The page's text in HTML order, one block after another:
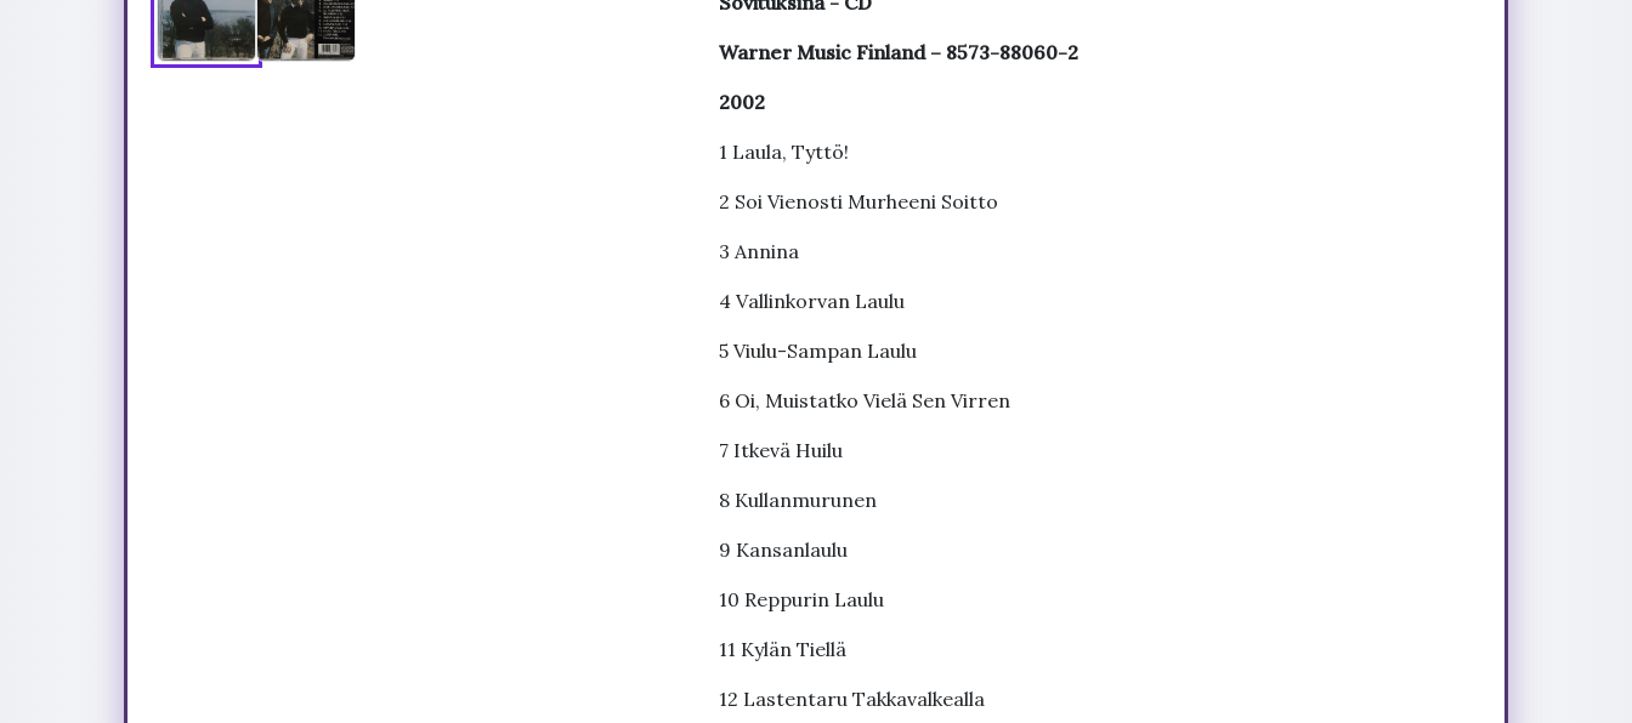
Warner Music Finland – 8573-88060-2
2002
1 Laula, Tyttö!
2 Soi Vienosti Murheeni Soitto
3 Annina
4 Vallinkorvan Laulu
5 Viulu-Sampan Laulu
6 Oi, Muistatko Vielä Sen Virren
7 Itkevä Huilu
8 Kullanmurunen
9 Kansanlaulu
10 Reppurin Laulu
11 Kylän Tiellä
12 Lastentaru Takkavalkealla